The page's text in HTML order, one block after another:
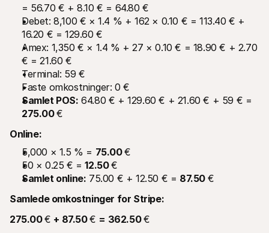
= 56.70 € + 8.10 € = 64.80 €
Debet: 8,100 € × 1.4 % + 162 × 0.10 € = 113.40 € +
16.20 € = 129.60 €
Amex: 1,350 € × 1.4 % + 27 × 0.10 € = 18.90 € + 2.70
€ = 21.60 €
Terminal: 59 €
Faste omkostninger: 0 €
Samlet POS:
275.00 €
Online:
5,000 × 1.5 % = 75.00 €
50 × 0.25 € = 12.50 €
Samlet online: 75.00 € + 12.50 € = 87.50 €
Samlede omkostninger for Stripe:
275.00 € + 87.50 € = 362.50 €